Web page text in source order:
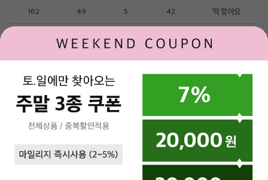
162 49 S 42 딱 맞아요
51 M 42
160 54 S 42 딱 맞아요
170 64
2
로그인 제휴문의 고객센터 매장안내
SISLEY MALL